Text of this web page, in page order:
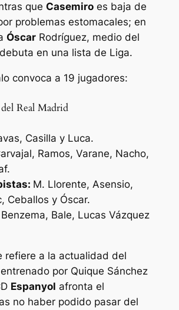
que Casemiroes baja de
problemas estomacales; en
ÓscarRodríguez, medio del
en una lista de Liga.
convoca a 19 jugadores:
Real Madrid
Casilla y Luca.
Ramos, Varane, Nacho,
M. Llorente, Asensio,
Ceballos y Óscar.
Benzema, Bale, Lucas Vázquez
refiere a la actualidad del
por Quique Sánchez
Espanyol afronta el
no haber podido pasar del